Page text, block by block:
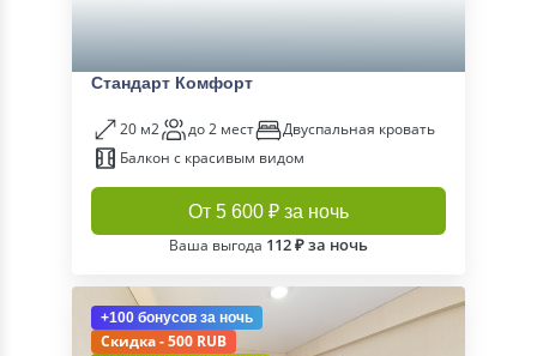
Стандарт Комфорт
20 м2 до 2 мест
Двуспальная кровать
Балкон с красивым видом
От 5 600 ₽ за ночь
Ваша выгода 112 ₽ за ночь
+100 бонусов за ночь
Скидка - 500 RUB